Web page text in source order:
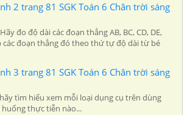
2 trang 81 SGK Toán 6 Chân trời sáng
đo độ dài các đoạn thẳng AB, BC, CD, DE,
các đoạn thẳng đó theo thứ tự độ dài từ bé
3 trang 81 SGK Toán 6 Chân trời sáng
tìm hiểu xem mỗi loại dụng cụ trên dùng
thực tiễn nào...